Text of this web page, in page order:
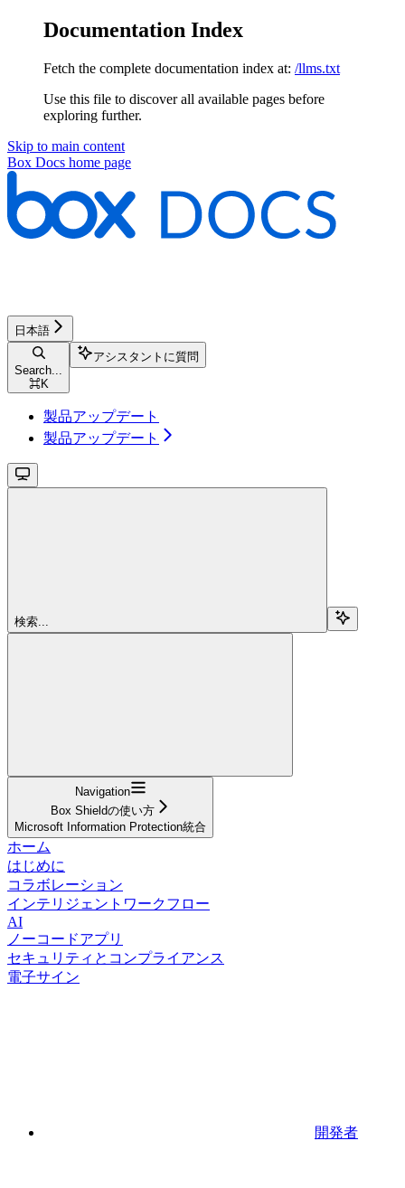
Documentation Index
Fetch the complete documentation index at: /llms.txt
Use this file to discover all available pages before
exploring further.
Skip to main content
Box Docs home page
日本語
Search...
⌘K
アシスタントに質問
製品アップデート
製品アップデート
検索...
Navigation
Box Shieldの使い方
Microsoft Information Protection統合
ホーム
はじめに
コラボレーション
インテリジェントワークフロー
AI
ノーコードアプリ
セキュリティとコンプライアンス
電子サイン
開発者